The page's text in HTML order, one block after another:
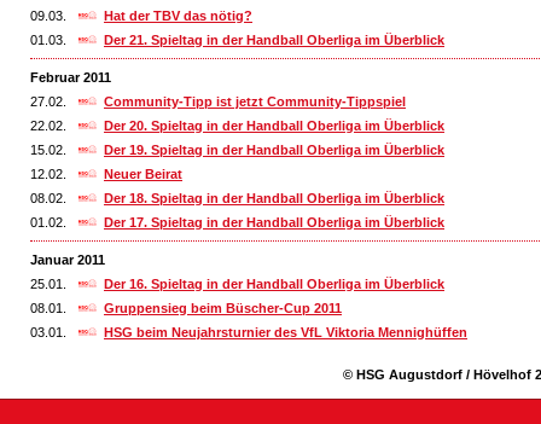
09.03.
Hat der TBV das nötig?
01.03.
Der 21. Spieltag in der Handball Oberliga im Überblick
Februar 2011
27.02.
Community-Tipp ist jetzt Community-Tippspiel
22.02.
Der 20. Spieltag in der Handball Oberliga im Überblick
15.02.
Der 19. Spieltag in der Handball Oberliga im Überblick
12.02.
Neuer Beirat
08.02.
Der 18. Spieltag in der Handball Oberliga im Überblick
01.02.
Der 17. Spieltag in der Handball Oberliga im Überblick
Januar 2011
25.01.
Der 16. Spieltag in der Handball Oberliga im Überblick
08.01.
Gruppensieg beim Büscher-Cup 2011
03.01.
HSG beim Neujahrsturnier des VfL Viktoria Mennighüffen
© HSG Augustdorf / Hövelhof